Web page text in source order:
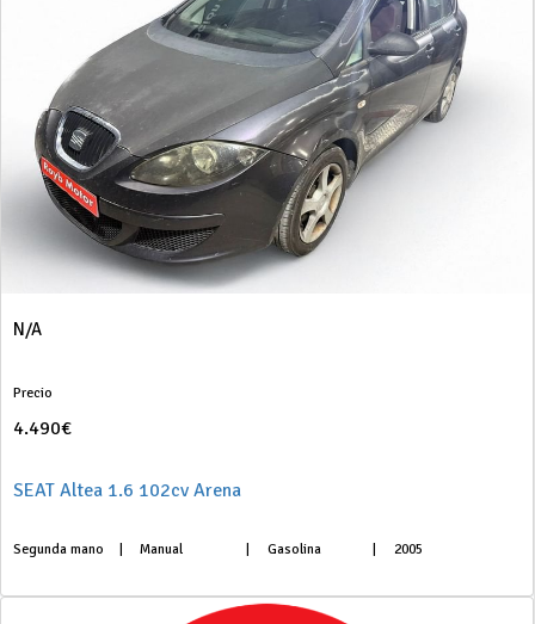
N/A
Precio
4.490€
SEAT Altea 1.6 102cv Arena
Segunda mano Manual Gasolina 2005